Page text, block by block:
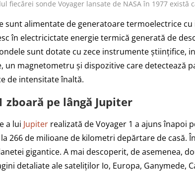
fiecărei sonde Voyager lansate de NASA în 1977 există
sunt alimentate de generatoare termoelectrice
în electricictate energie termică generată de
sunt dotate cu zece instrumente științifice,
un magnetometru și dispozitive care detectează
de intensitate înaltă.
zboară pe lângă Jupiter
a lui Jupiter realizată de Voyager 1 a ajuns înapoi
266 de milioane de kilometri depărtare de casă.
gigantice. A mai descoperit, de asemenea,
detaliate ale sateliților Io, Europa, Ganymede,